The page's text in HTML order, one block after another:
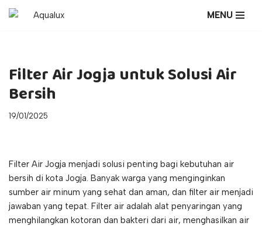
MENU
Filter Air Jogja untuk Solusi Air
Bersih
19/01/2025
Filter Air Jogja menjadi solusi penting bagi kebutuhan air
bersih di kota Jogja. Banyak warga yang menginginkan
sumber air minum yang sehat dan aman, dan filter air menjadi
jawaban yang tepat. Filter air adalah alat penyaringan yang
menghilangkan kotoran dan bakteri dari air, menghasilkan air